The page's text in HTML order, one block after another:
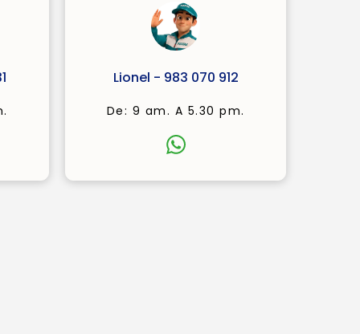
Lionel - 983 070 912
De: 9 am. A 5.30 pm.